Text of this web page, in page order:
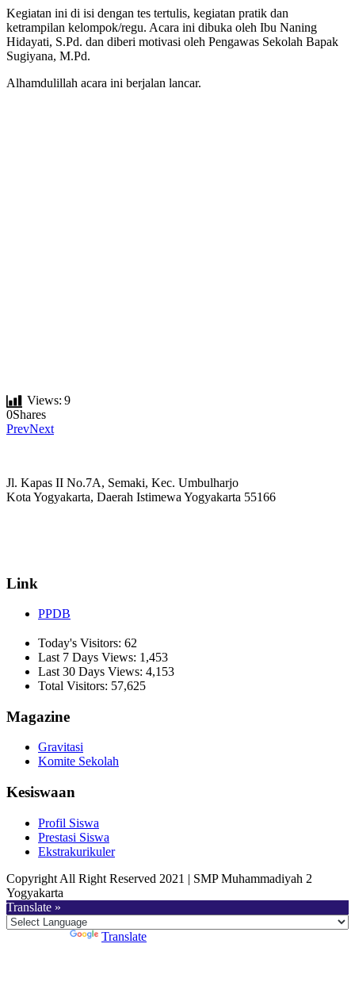
Kegiatan ini di isi dengan tes tertulis, kegiatan pratik dan
ketrampilan kelompok/regu. Acara ini dibuka oleh Ibu Naning
Hidayati, S.Pd. dan diberi motivasi oleh Pengawas Sekolah Bapak
Sugiyana, M.Pd.
Alhamdulillah acara ini berjalan lancar.
Views: 9
0Shares
PrevNext
Jl. Kapas II No.7A, Semaki, Kec. Umbulharjo
Kota Yogyakarta, Daerah Istimewa Yogyakarta 55166
Link
PPDB
Today's Visitors: 62
Last 7 Days Views: 1,453
Last 30 Days Views: 4,153
Total Visitors: 57,625
Magazine
Gravitasi
Komite Sekolah
Kesiswaan
Profil Siswa
Prestasi Siswa
Ekstrakurikuler
Copyright All Right Reserved 2021 | SMP Muhammadiyah 2
Yogyakarta
Translate »
Translate